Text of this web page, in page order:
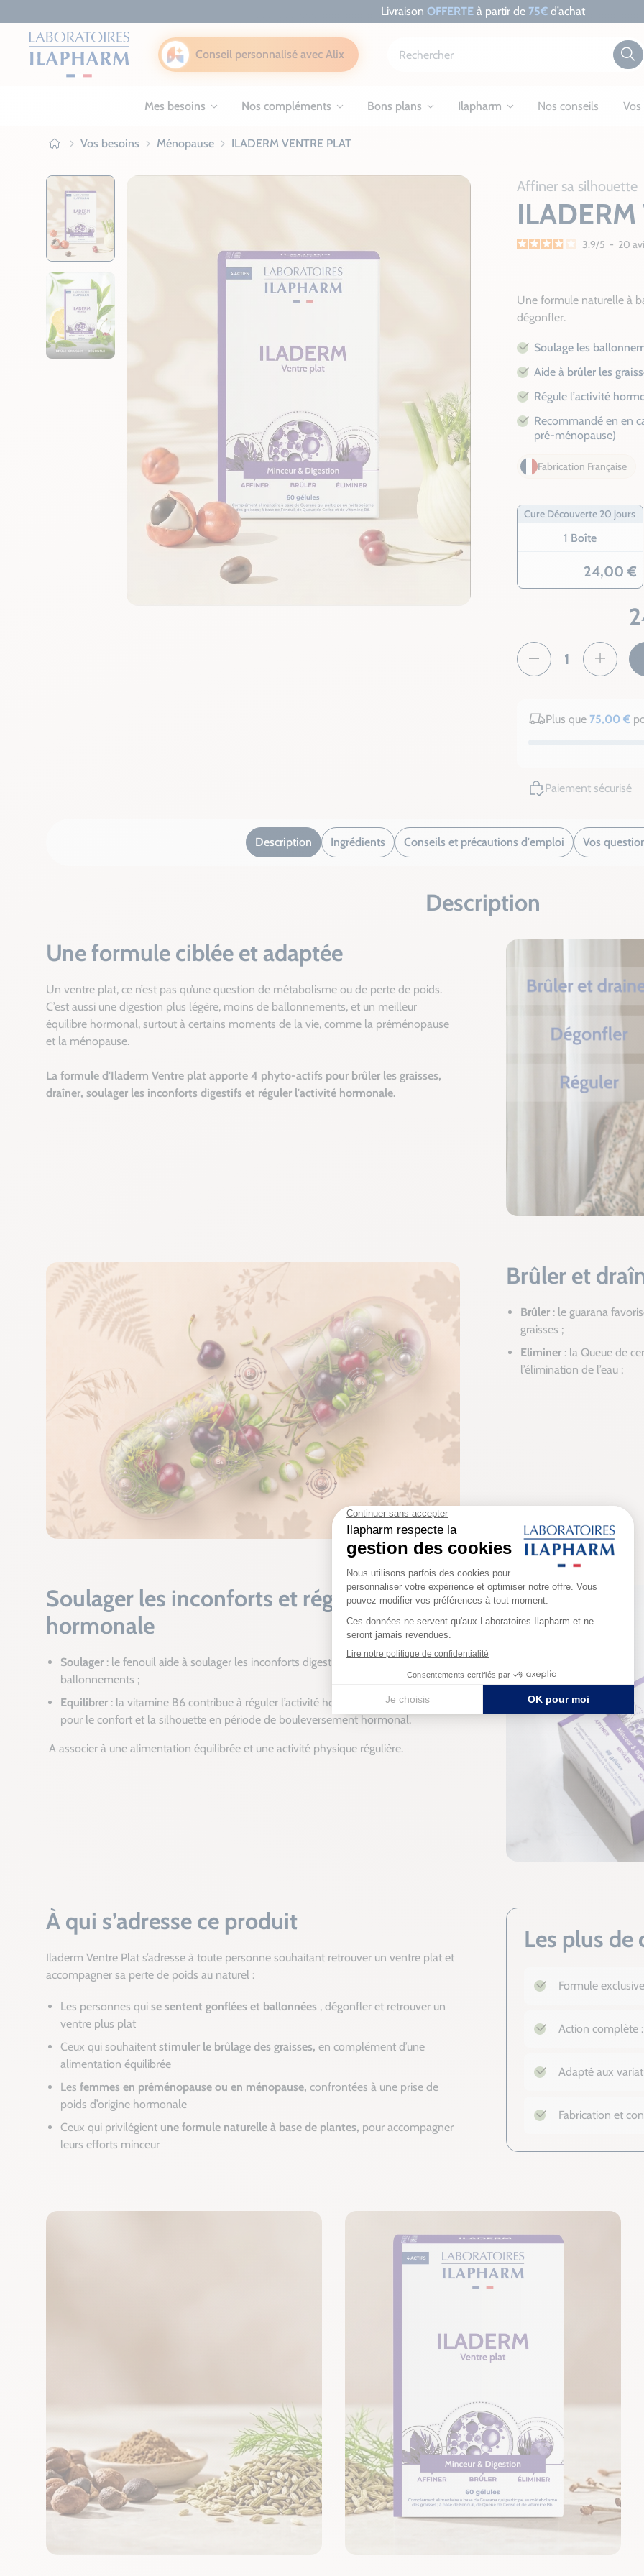
Livraison OFFERTE à partir de 75€ d’achat
Conseil personnalisé avec Alix
Mes besoins Nos compléments Bons plans Ilapharm Nos conseils
IlapharmVos besoins Ménopause ILADERM VENTRE PLAT
Affiner sa silhouette
ILADERM
3.9/5 - 20
Une formule naturelle à
dégonfler.
Soulage les
Aide à brûler les
Régule l’activité
Recommandé en en
pré-ménopause)
Fabrication Française
Cure Découverte 20 jours
1 Boîte
24,00 €
Plus que 75,00 €
Paiement sécurisé
Description Ingrédients Conseils et précautions d'emploi Vos
Description
Une formule ciblée et adaptée
Un ventre plat, ce n’est pas qu’une question de métabolisme ou de perte de poids.
C’est aussi une digestion plus légère, moins de ballonnements, et un meilleur
équilibre hormonal, surtout à certains moments de la vie, comme la préménopause
et la ménopause.
La formule d'Iladerm Ventre plat apporte 4 phyto-actifs pour brûler les graisses,
draîner, soulager les inconforts digestifs et réguler l'activité hormonale.
Brûler et
Brûler : le guarana
graisses ;
Eliminer : la Queue de
l’élimination de l’eau ;
Soulager les inconforts et réguler l'activité
hormonale
Soulager : le fenouil aide à soulager les inconforts digestifs tels que les
ballonnements ;
Equilibrer : la vitamine B6 contribue à réguler l’activité hormonale, un atout clé
pour le confort et la silhouette en période de bouleversement hormonal.
A associer à une alimentation équilibrée et une activité physique régulière.
À qui s’adresse ce produit
Iladerm Ventre Plat s’adresse à toute personne souhaitant retrouver un ventre plat et
accompagner sa perte de poids au naturel :
Les personnes qui se sentent gonflées et ballonnées , dégonfler et retrouver un
ventre plus plat
Ceux qui souhaitent stimuler le brûlage des graisses, en complément d’une
alimentation équilibrée
Les femmes en préménopause ou en ménopause, confrontées à une prise de
poids d’origine hormonale
Ceux qui privilégient une formule naturelle à base de plantes, pour accompagner
leurs efforts minceur
Les plus
Formule exclusive
Action complète
Adapté aux
Fabrication et